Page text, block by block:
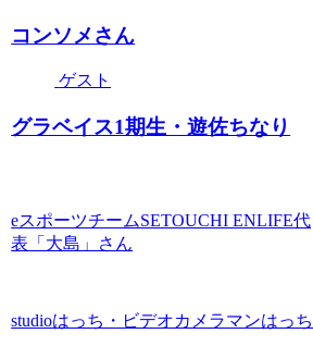
コンソメさん
ゲスト
グラベイス1期生・遊佐ちなり
eスポーツチームSETOUCHI ENLIFE代
表「大島」さん
studioはっち・ビデオカメラマンはっち